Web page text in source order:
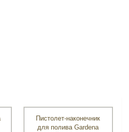
Пистолет-наконечник
для полива Gardena